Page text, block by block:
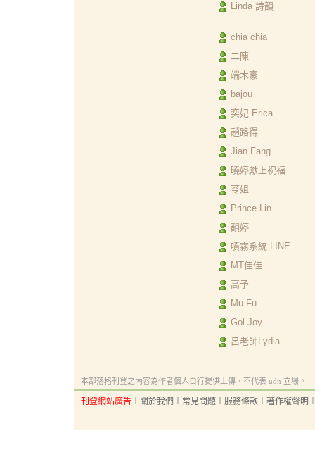
Linda 詩韻
chia chia
二陳
端木豪
bajou
奕妃 Erica
趙路得
Jian Fang
曉婷獻上祝福
苓姐
Prince Lin
韻婷
噴霧系統 LINE
MT佳佳
高予
Mu Fu
Gol Joy
呂老師Lydia
本部落格刊登之內容為作者個人自行提供上傳，不代表 udn 立場。
刊登網站廣告 關於我們 常見問題 服務條款 著作權聲明